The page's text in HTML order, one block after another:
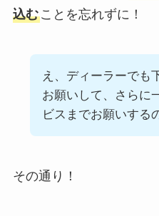
込むことを忘れずに！
え、ディーラーでも
お願いして、さらに
ビスまでお願いする
その通り！